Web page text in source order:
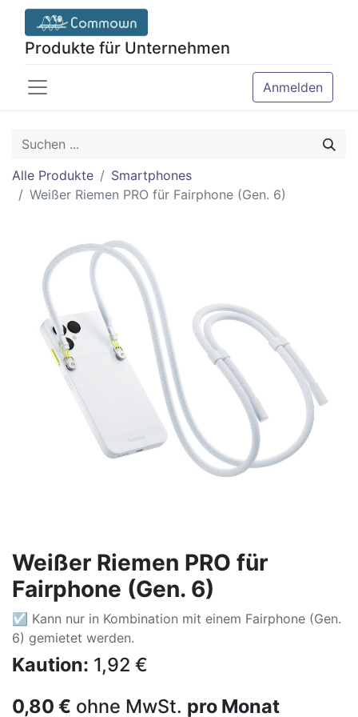
Produkte für Unternehmen
Anmelden
Alle Produkte
Smartphones
Weißer Riemen PRO für Fairphone (Gen. 6)
Weißer Riemen PRO für
Fairphone (Gen. 6)
☑ Kann nur in Kombination mit einem Fairphone (Gen.
6) gemietet werden.
Kaution: 1,92 €
0,80 € ohne MwSt. pro Monat